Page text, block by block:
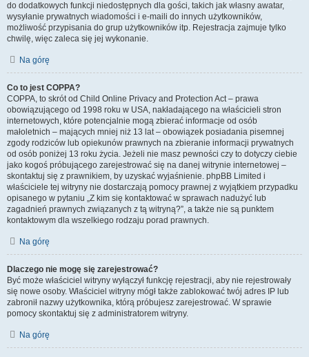
do dodatkowych funkcji niedostępnych dla gości, takich jak własny awatar,
wysyłanie prywatnych wiadomości i e-maili do innych użytkowników,
możliwość przypisania do grup użytkowników itp. Rejestracja zajmuje tylko
chwilę, więc zaleca się jej wykonanie.
Na górę
Co to jest COPPA?
COPPA, to skrót od Child Online Privacy and Protection Act – prawa
obowiązującego od 1998 roku w USA, nakładającego na właścicieli stron
internetowych, które potencjalnie mogą zbierać informacje od osób
małoletnich – mających mniej niż 13 lat – obowiązek posiadania pisemnej
zgody rodziców lub opiekunów prawnych na zbieranie informacji prywatnych
od osób poniżej 13 roku życia. Jeżeli nie masz pewności czy to dotyczy ciebie
jako kogoś próbującego zarejestrować się na danej witrynie internetowej –
skontaktuj się z prawnikiem, by uzyskać wyjaśnienie. phpBB Limited i
właściciele tej witryny nie dostarczają pomocy prawnej z wyjątkiem przypadku
opisanego w pytaniu „Z kim się kontaktować w sprawach nadużyć lub
zagadnień prawnych związanych z tą witryną?”, a także nie są punktem
kontaktowym dla wszelkiego rodzaju porad prawnych.
Na górę
Dlaczego nie mogę się zarejestrować?
Być może właściciel witryny wyłączył funkcję rejestracji, aby nie rejestrowały
się nowe osoby. Właściciel witryny mógł także zablokować twój adres IP lub
zabronił nazwy użytkownika, którą próbujesz zarejestrować. W sprawie
pomocy skontaktuj się z administratorem witryny.
Na górę